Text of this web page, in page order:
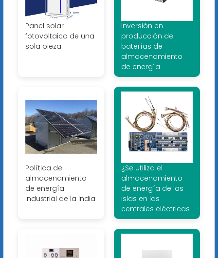
Panel solar
fotovoltaico de una
sola pieza
Inversión en
producción de
baterías de
almacenamiento
de energía
Política de
almacenamiento
de energía
industrial de la India
¿Se utiliza el
almacenamiento
de energía de las
islas en las
centrales eléctricas